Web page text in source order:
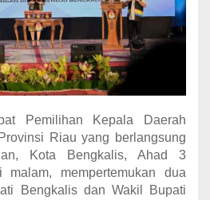
Pemilihan Kepala Daerah
Riau yang berlangsung
Kota Bengkalis, Ahad 3
malam, mempertemukan dua
Bengkalis dan Wakil Bupati